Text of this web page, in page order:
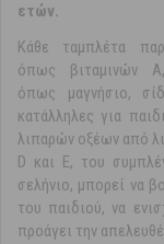
ετών.
Κάθε ταμπλέτα
όπως βιταμινών
όπως μαγνήσιο,
κατάλληλες για
λιπαρών οξέων από
D και Ε, του
σελήνιο, μπορεί να
του παιδιού, να
προάγει την